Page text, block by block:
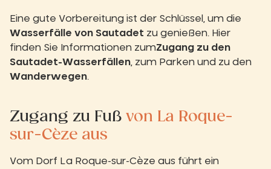
Eine gute Vorbereitung ist der Schlüssel, um die
Wasserfälle von Sautadet zu genießen. Hier
finden Sie Informationen zumZugang zu den
Sautadet-Wasserfällen, zum Parken und zu den
Wanderwegen.
Zugang zu Fuß von La Roque-
sur-Cèze aus
Vom Dorf La Roque-sur-Cèze aus führt ein